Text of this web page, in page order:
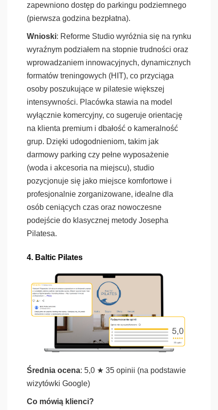
zapewniono dostęp do parkingu podziemnego
(pierwsza godzina bezpłatna).
Wnioski: Reforme Studio wyróżnia się na rynku
wyraźnym podziałem na stopnie trudności oraz
wprowadzaniem innowacyjnych, dynamicznych
formatów treningowych (HIT), co przyciąga
osoby poszukujące w pilatesie większej
intensywności. Placówka stawia na model
wyłącznie komercyjny, co sugeruje orientację
na klienta premium i dbałość o kameralność
grup. Dzięki udogodnieniom, takim jak
darmowy parking czy pełne wyposażenie
(woda i akcesoria na miejscu), studio
pozycjonuje się jako miejsce komfortowe i
profesjonalnie zorganizowane, idealne dla
osób ceniących czas oraz nowoczesne
podejście do klasycznej metody Josepha
Pilatesa.
4. Baltic Pilates
Średnia ocena: 5,0 ★ 35 opinii (na podstawie
wizytówki Google)
Co mówią klienci?